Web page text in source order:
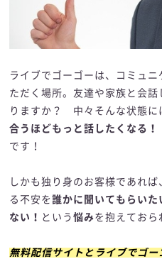
ライブでゴーゴーは、コミュ
ただく場所。友達や家族と会
りますか？ 中々そんな状態に
合うほどもっと話したくなる！
です！
しかも独り身のお客様であれ
る不安を誰かに聞いてもらいた
ない！ という悩みを抱えておら
無料配信サイトとライブでゴー